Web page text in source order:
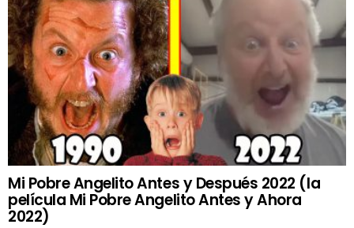
Mi Pobre Angelito Antes y Después 2022 (la
película Mi Pobre Angelito Antes y Ahora
2022)